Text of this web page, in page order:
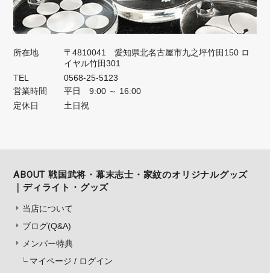
所在地
〒4810041 愛知県北名古屋市九之坪竹田150 ロ
イヤル竹田301
TEL
0568-25-5123
営業時間
平日 9:00 ～ 16:00
定休日
土日祝
ABOUT 戦国武将・幕末志士・家紋のオリジナルグッズ
｜ディライト・グッズ
当店について
ブログ(Q&A)
メンバー特典
マイページ / ログイン